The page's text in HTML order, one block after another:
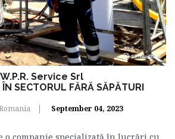
W.P.R. Service Srl
SECTORUL FĂRĂ SĂPĂTURI
September 04, 2023